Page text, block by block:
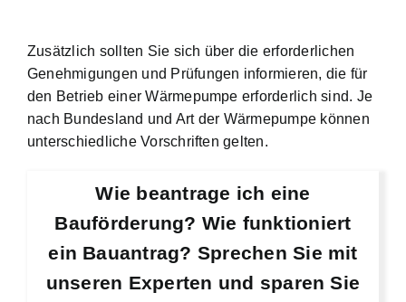
Zusätzlich sollten Sie sich über die erforderlichen
Genehmigungen und Prüfungen informieren, die für
den Betrieb einer Wärmepumpe erforderlich sind. Je
nach Bundesland und Art der Wärmepumpe können
unterschiedliche Vorschriften gelten.
Wie beantrage ich eine
Bauförderung? Wie funktioniert
ein Bauantrag? Sprechen Sie mit
unseren Experten und sparen Sie